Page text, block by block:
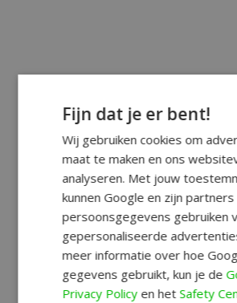
Fijn dat je er bent!
Wij gebruiken cookies om
maat te maken en ons
analyseren. Met jouw
kunnen Google en zijn partners
persoonsgegevens gebruiken
gepersonaliseerde
meer informatie over hoe
gegevens gebruikt, kun je de
Privacy Policyen hetSafety